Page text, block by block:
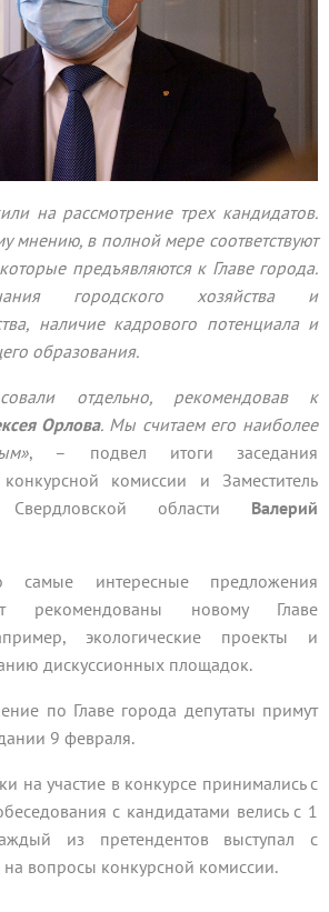
на рассмотрение трех кандидатов.
мнению, в полной мере соответствуют
предъявляются к Главе города.
городского хозяйства и
наличие кадрового потенциала и
образования.
отдельно, рекомендовав к
Орлова. Мы считаем его наиболее
, – подвел итоги заседания
конкурсной комиссии и Заместитель
Свердловской области Валерий
интересные предложения
рекомендованы новому Главе
экологические проекты и
дискуссионных площадок.
по Главе города депутаты примут
9 февраля.
на участие в конкурсе принимались с
с кандидатами велись с 1
из претендентов выступал с
вопросы конкурсной комиссии.